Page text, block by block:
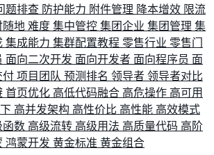
题排查 防护能力 附件管理 降本增效 限流
随地 难度 集中管控 集团企业 集团管理 集
集成能力 集群配置教程 零售行业 零售门
面向二次开发 面向开发者 面向程序员 面
付 项目团队 预测排名 领导者 领导者对比
首页优化 高低代码融合 高危操作 高可用
高并发架构 高性价比 高性能 高效模式
函数 高级流转 高级用法 高质量代码 高阶
鸿蒙开发 黄金标准 黄金组合